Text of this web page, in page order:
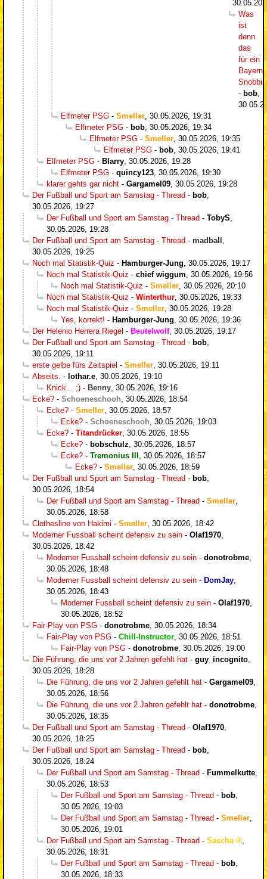
Was
ist
denn
das
für ein
Bayern-
- bob
Elfmeter PSG - Smeller 30.05.2026, 19:31
Elfmeter PSG - bob 30.05.2026, 19:34
Elfmeter PSG - Smeller 30.05.2026, 19:35
Elfmeter PSG - bob 30.05.2026, 19:41
Elfmeter PSG - Blarry 30.05.2026, 19:28
Elfmeter PSG - quincy123 30.05.2026, 19:30
klarer gehts gar nicht - Gargamel09 30.05.2026, 19:28
Der Fußball und Sport am Samstag - Thread - bob
30.05.2026, 19:27
Der Fußball und Sport am Samstag - Thread - TobyS
30.05.2026, 19:28
Der Fußball und Sport am Samstag - Thread - madball
30.05.2026, 19:25
Noch mal Statistik-Quiz - Hamburger-Jung 30.05.2026, 19:17
Noch mal Statistik-Quiz - chief wiggum 30.05.2026, 19:56
Noch mal Statistik-Quiz - Smeller 30.05.2026, 20:10
Noch mal Statistik-Quiz - Winterthur 30.05.2026, 19:33
Noch mal Statistik-Quiz - Smeller 30.05.2026, 19:28
Yes, korrekt! - Hamburger-Jung 30.05.2026, 19:36
Der Helenio Herrera Riegel - Beutelwolf, 30.05.2026, 19:17
Der Fußball und Sport am Samstag - Thread - bob
30.05.2026, 19:11
erste gelbe fürs Zeitspiel - Smeller 30.05.2026, 19:11
Abseits. - lothar.e 30.05.2026, 19:10
Knick... ;) - Benny 30.05.2026, 19:16
Ecke? - Schoeneschooh 30.05.2026, 18:54
Ecke? - Smeller 30.05.2026, 18:57
Ecke? - Schoeneschooh 30.05.2026, 19:03
Ecke? - Titandrücker 30.05.2026, 18:55
Ecke? - bobschulz 30.05.2026, 18:57
Ecke? - Tremonius III
30.05.2026, 18:57
Ecke? - Smeller 30.05.2026, 18:59
Der Fußball und Sport am Samstag - Thread - bob
30.05.2026, 18:54
Der Fußball und Sport am Samstag - Thread - Smeller
30.05.2026, 18:58
Clothesline von Hakimi - Smeller 30.05.2026, 18:42
Moderner Fussball scheint defensiv zu sein - Olaf1970
30.05.2026, 18:42
Moderner Fussball scheint defensiv zu sein - donotrobme
30.05.2026, 18:48
Moderner Fussball scheint defensiv zu sein - DomJay
30.05.2026, 18:43
Moderner Fussball scheint defensiv zu sein - Olaf1970
30.05.2026, 18:52
Fair-Play von PSG - donotrobme 30.05.2026, 18:34
Fair-Play von PSG - Chill-Instructor 30.05.2026, 18:51
Fair-Play von PSG - donotrobme 30.05.2026, 19:00
Die Führung, die uns vor 2 Jahren gefehlt hat - guy_incognito
30.05.2026, 18:28
Die Führung, die uns vor 2 Jahren gefehlt hat - Gargamel09
30.05.2026, 18:56
Die Führung, die uns vor 2 Jahren gefehlt hat - donotrobme
30.05.2026, 18:35
Der Fußball und Sport am Samstag - Thread - Olaf1970
30.05.2026, 18:25
Der Fußball und Sport am Samstag - Thread - bob
30.05.2026, 18:24
Der Fußball und Sport am Samstag - Thread - Fummelkutte
30.05.2026, 18:53
Der Fußball und Sport am Samstag - Thread - bob
30.05.2026, 19:03
Der Fußball und Sport am Samstag - Thread - Smeller
30.05.2026, 19:01
Der Fußball und Sport am Samstag - Thread - Sascha
30.05.2026, 18:31
Der Fußball und Sport am Samstag - Thread - bob
30.05.2026, 18:33